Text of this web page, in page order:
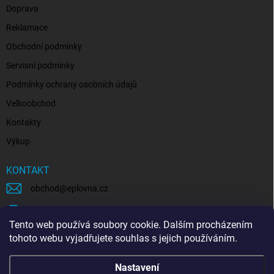
Tento web používá soubory cookie. Dalším procházením
tohoto webu vyjadřujete souhlas s jejich používáním.
Nastavení
Doprava
Reklamace
Obchodní podmínky
Servisní podmínky
Podmínky ochrany osobních údajů
Velkoobchod
Kontakty
Výkup
KONTAKT
obchod @eplovna.cz
eplovna.cz